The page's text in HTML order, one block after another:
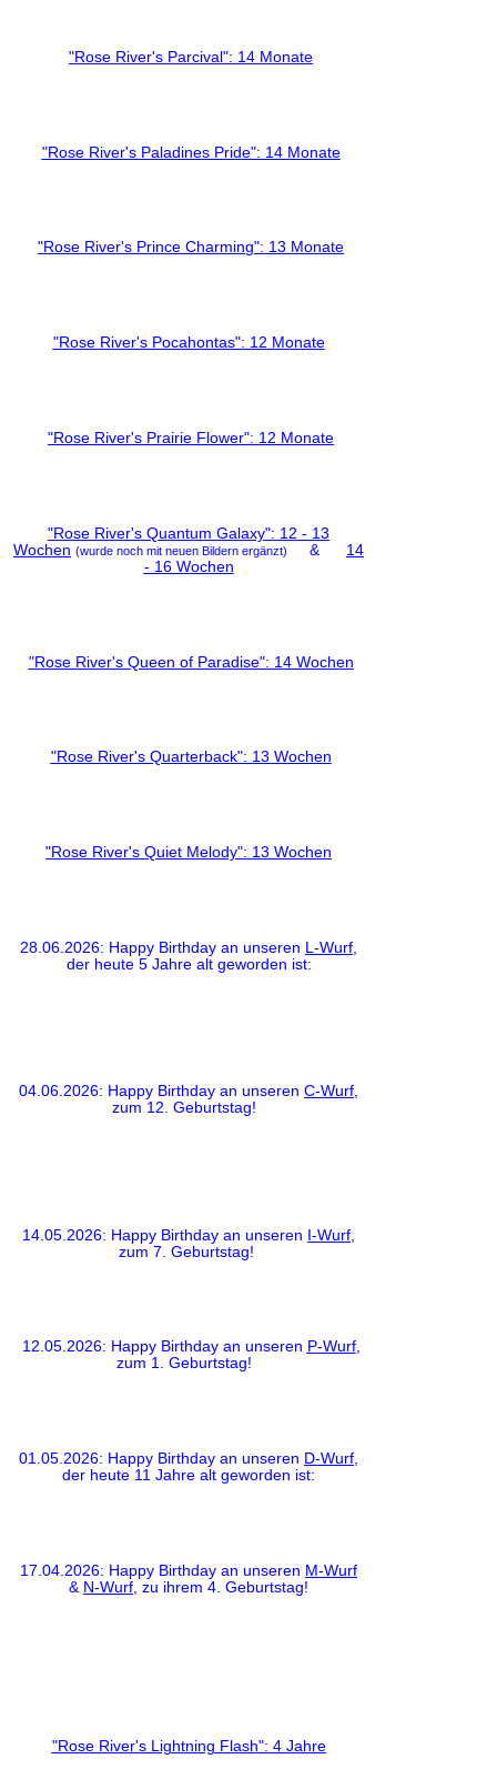
"Rose River's Parcival": 14 Monate
"Rose River's Paladines Pride": 14 Monate
"Rose River's Prince Charming": 13 Monate
"Rose River's Pocahontas": 12 Monate
"Rose River's Prairie Flower": 12 Monate
"Rose River's Quantum Galaxy": 12 - 13
Wochen (wurde noch mit neuen Bildern ergänzt) & 14
- 16 Wochen
"Rose River's Queen of Paradise": 14 Wochen
"Rose River's Quarterback": 13 Wochen
"Rose River's Quiet Melody": 13 Wochen
28.06.2026: Happy Birthday an unseren L-Wurf
der heute 5 Jahre alt geworden ist:
04.06.2026: Happy Birthday an unseren C-Wurf,
zum 12. Geburtstag!
14.05.2026: Happy Birthday an unseren I-Wurf
zum 7. Geburtstag!
12.05.2026: Happy Birthday an unseren P-Wurf,
zum 1. Geburtstag!
01.05.2026: Happy Birthday an unseren D-Wurf,
der heute 11 Jahre alt geworden ist:
17.04.2026: Happy Birthday an unseren M-Wurf
& N-Wurf, zu ihrem 4. Geburtstag!
"Rose River's Lightning Flash": 4 Jahre